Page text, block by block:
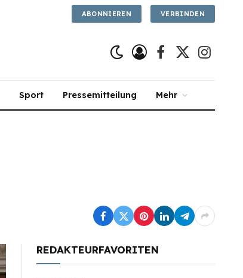
ABONNIEREN VERBINDEN
Facebook
X
Sport Pressemitteilung Mehr
REDAKTEURFAVORITEN